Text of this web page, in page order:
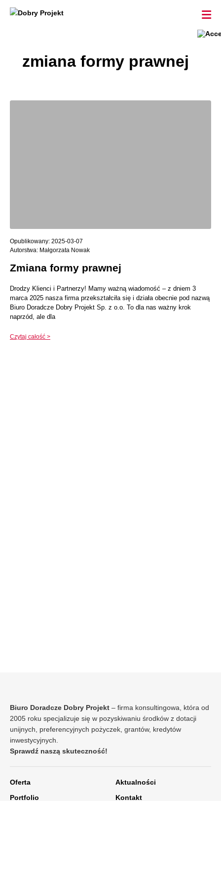
zmiana formy prawnej
Zmiana formy prawnej
Drodzy Klienci i Partnerzy! Mamy ważną wiadomość – z dniem 3
marca 2025 nasza firma przekształciła się i działa obecnie pod nazwą
Biuro Doradcze Dobry Projekt Sp. z o.o. To dla nas ważny krok
naprzód, ale dla
Czytaj całość >
Małgorzata Nowak
2025-03-07
Biuro Doradcze Dobry Projekt – firma konsultingowa, która od
2005 roku specjalizuje się w pozyskiwaniu środków z dotacji
unijnych, preferencyjnych pożyczek, grantów, kredytów
inwestycyjnych.
Sprawdź naszą skuteczność!
Oferta
Portfolio
Aktualności
Kontakt